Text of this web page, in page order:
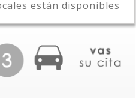
están disponibles